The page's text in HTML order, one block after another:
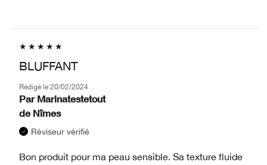
BLUFFANT
Rédigé le 20/02/2024
Par Marinatestetout
de Nîmes
Réviseur vérifié
Bon produit pour ma peau sensible. Sa texture fluide